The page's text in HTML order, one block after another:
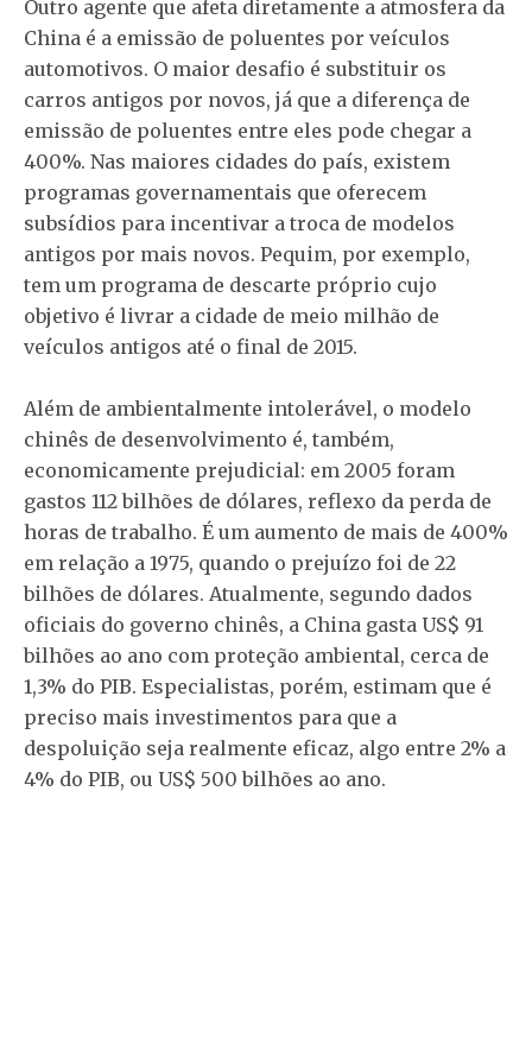
Outro agente que afeta diretamente a atmosfera da
China é a emissão de poluentes por veículos
automotivos. O maior desafio é substituir os
carros antigos por novos, já que a diferença de
emissão de poluentes entre eles pode chegar a
400%. Nas maiores cidades do país, existem
programas governamentais que oferecem
subsídios para incentivar a troca de modelos
antigos por mais novos. Pequim, por exemplo,
tem um programa de descarte próprio cujo
objetivo é livrar a cidade de meio milhão de
veículos antigos até o final de 2015.
Além de ambientalmente intolerável, o modelo
chinês de desenvolvimento é, também,
economicamente prejudicial: em 2005 foram
gastos 112 bilhões de dólares, reflexo da perda de
horas de trabalho. É um aumento de mais de 400%
em relação a 1975, quando o prejuízo foi de 22
bilhões de dólares. Atualmente, segundo dados
oficiais do governo chinês, a China gasta US$ 91
bilhões ao ano com proteção ambiental, cerca de
1,3% do PIB. Especialistas, porém, estimam que é
preciso mais investimentos para que a
despoluição seja realmente eficaz, algo entre 2% a
4% do PIB, ou US$ 500 bilhões ao ano.